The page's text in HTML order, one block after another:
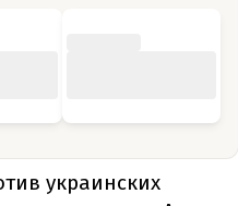
украинских